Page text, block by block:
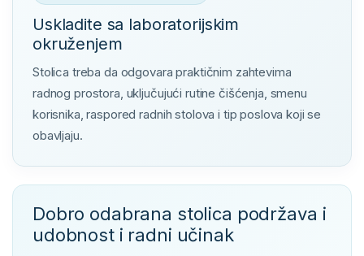
Uskladite sa laboratorijskim
okruženjem
Stolica treba da odgovara praktičnim zahtevima
radnog prostora, uključujući rutine čišćenja, smenu
korisnika, raspored radnih stolova i tip poslova koji se
obavljaju.
Dobro odabrana stolica podržava i
udobnost i radni učinak